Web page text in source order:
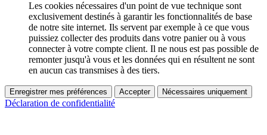
Les cookies nécessaires d'un point de vue technique sont
exclusivement destinés à garantir les fonctionnalités de base
de notre site internet. Ils servent par exemple à ce que vous
puissiez collecter des produits dans votre panier ou à vous
connecter à votre compte client. Il ne nous est pas possible de
remonter jusqu'à vous et les données qui en résultent ne sont
en aucun cas transmises à des tiers.
Enregistrer mes préférences Accepter Nécessaires uniquement
Déclaration de confidentialité